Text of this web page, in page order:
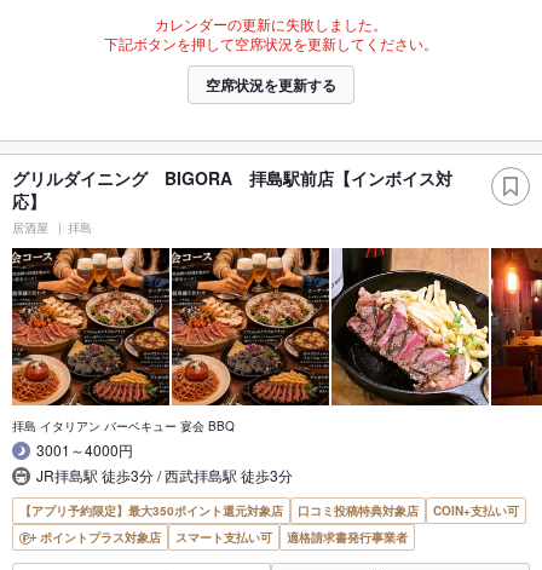
カレンダーの更新に失敗しました。
下記ボタンを押して空席状況を更新してください。
空席状況を更新する
グリルダイニング BIGORA 拝島駅前店【インボイス対
応】
居酒屋 拝島
拝島 イタリアン バーベキュー 宴会 BBQ
3001～4000円
JR拝島駅 徒歩3分 / 西武拝島駅 徒歩3分
【アプリ予約限定】最大350ポイント還元対象店 口コミ投稿特典対象店
COIN+支払い可
ポイントプラス対象店
スマート支払い可 適格請求書発行事業者